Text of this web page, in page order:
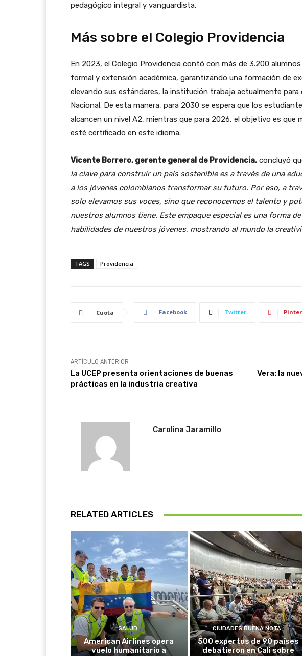
pedagógico integral y vanguardista.
Más sobre el Colegio Providencia
En 2023, el Colegio Providencia contó con más de 3.200
formal y extensión académica, garantizando una formación de
elevando sus estándares, la institución trabaja actualmente para
Nacional. De esta manera, para 2030 se espera que los
alcancen un nivel A2, mientras que para 2026, el objetivo es que
esté certificado en este idioma.
Vicente Borrero, gerente general de Providencia, concluyó
la clave para construir un país sostenible es a través de una
a los jóvenes colombianos transformar su futuro. Por eso, a
solo elevamos sus voces, sino que reconocemos el talento y
nuestros alumnos tiene. Este empaque especial es una forma
habilidades de nuestros jóvenes, mostrando al mundo la
TAGS Providencia
Cuota Facebook Twitter
ARTÍCULO ANTERIOR
La UCEP presenta orientaciones de buenas
prácticas en la industria creativa
Vera: la
Carolina Jaramillo
RELATED ARTICLES
SALUD
American Airlines opera
vuelo humanitario a
CIUDADES BUENA NOTA
500 expertos de 90 países
debatieron en Cali sobre